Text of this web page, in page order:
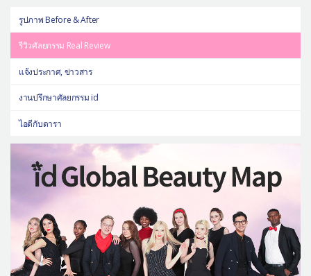
รูปภาพ Before & After
รีวิวศัลยกรรม Real Review
แจ้งประกาศ, ข่าวสาร
งานปรึกษาศัลยกรรม id
ไอดีกับดารา